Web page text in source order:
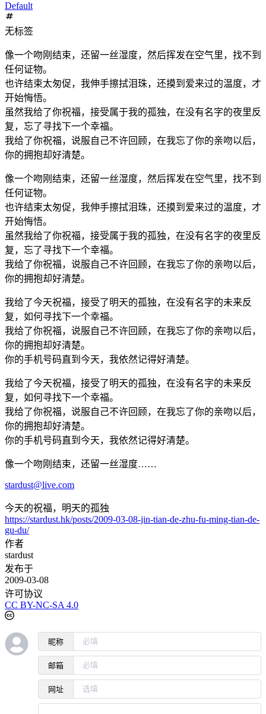
Default
无标签
像一个吻刚结束，还留一丝湿度，然后挥发在空气里，找不到
任何证物。
也许结束太匆促，我伸手擦拭泪珠，还摸到爱来过的温度，才
开始悔悟。
虽然我给了你祝福，接受属于我的孤独，在没有名字的夜里反
复，忘了寻找下一个幸福。
我给了你祝福，说服自己不许回顾，在我忘了你的亲吻以后，
你的拥抱却好清楚。
像一个吻刚结束，还留一丝湿度，然后挥发在空气里，找不到
任何证物。
也许结束太匆促，我伸手擦拭泪珠，还摸到爱来过的温度，才
开始悔悟。
虽然我给了你祝福，接受属于我的孤独，在没有名字的夜里反
复，忘了寻找下一个幸福。
我给了你祝福，说服自己不许回顾，在我忘了你的亲吻以后，
你的拥抱却好清楚。
我给了今天祝福，接受了明天的孤独，在没有名字的未来反
复，如何寻找下一个幸福。
我给了你祝福，说服自己不许回顾，在我忘了你的亲吻以后，
你的拥抱却好清楚。
你的手机号码直到今天，我依然记得好清楚。
我给了今天祝福，接受了明天的孤独，在没有名字的未来反
复，如何寻找下一个幸福。
我给了你祝福，说服自己不许回顾，在我忘了你的亲吻以后，
你的拥抱却好清楚。
你的手机号码直到今天，我依然记得好清楚。
像一个吻刚结束，还留一丝湿度……
stardust@live.com
今天的祝福，明天的孤独
https://stardust.hk/posts/2009-03-08-jin-tian-de-zhu-fu-ming-tian-de-
gu-du/
作者
stardust
发布于
2009-03-08
许可协议
CC BY-NC-SA 4.0
昵称
邮箱
网址